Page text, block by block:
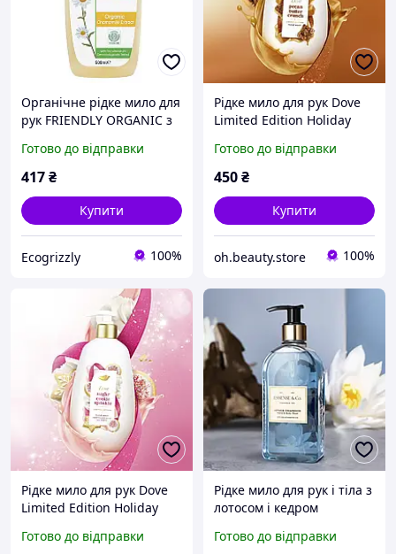
Органічне рідке мило для
рук FRIENDLY ORGANIC з
мл
Готово до відправки
417₴
Купити
Ecogrizzly 100%
Рідке мило для рук Dove
Limited Edition Holiday
Butter Crunch
Готово до відправки
450₴
Купити
oh.beauty.store 100%
Рідке мило для рук Dove
Limited Edition Holiday
Cookie Sprinkle
Готово до відправки
Рідке мило для рук і тіла з
лотосом і кедром
оріфлейм
Готово до відправки